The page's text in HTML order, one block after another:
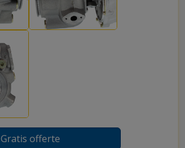
Gratis offerte